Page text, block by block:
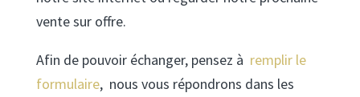
vente sur offre.
Afin de pouvoir échanger, pensez à remplir le
formulaire, nous vous répondrons dans les